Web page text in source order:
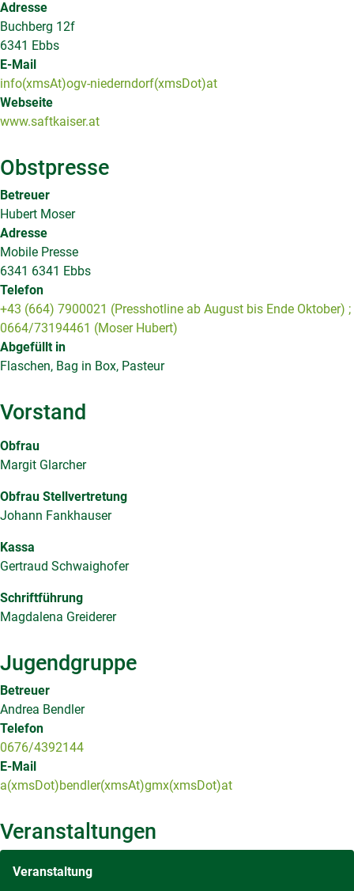
Adresse
Buchberg 12f
6341 Ebbs
E-Mail
info(xmsAt)ogv-niederndorf(xmsDot)at
Webseite
www.saftkaiser.at
Obstpresse
Betreuer
Hubert Moser
Adresse
Mobile Presse
6341 6341 Ebbs
Telefon
+43 (664) 7900021 (Presshotline ab August bis Ende Oktober) ;
0664/73194461 (Moser Hubert)
Abgefüllt in
Flaschen, Bag in Box, Pasteur
Vorstand
Obfrau
Margit Glarcher
Obfrau Stellvertretung
Johann Fankhauser
Kassa
Gertraud Schwaighofer
Schriftführung
Magdalena Greiderer
Jugendgruppe
Betreuer
Andrea Bendler
Telefon
0676/4392144
E-Mail
a(xmsDot)bendler(xmsAt)gmx(xmsDot)at
Veranstaltungen
Veranstaltung